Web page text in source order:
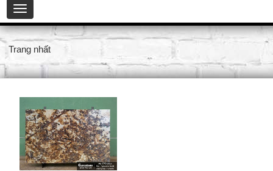
Toggle
navigation
Trang nhất